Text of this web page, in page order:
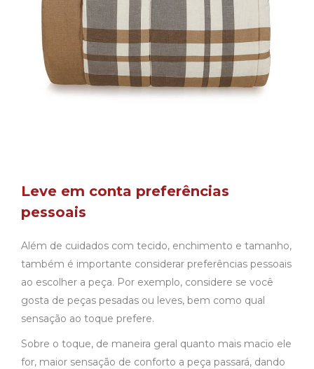
Leve em conta preferências
pessoais
Além de cuidados com tecido, enchimento e tamanho,
também é importante considerar preferências pessoais
ao escolher a peça. Por exemplo, considere se você
gosta de peças pesadas ou leves, bem como qual
sensação ao toque prefere.
Sobre o toque, de maneira geral quanto mais macio ele
for, maior sensação de conforto a peça passará, dando